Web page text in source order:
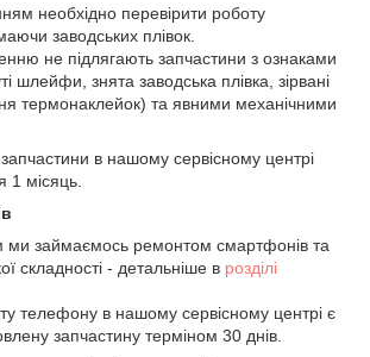
необхідно перевірити роботу
заводських плівок.
не підлягають запчастини з ознаками
шлейфи, знята заводська плівка, зірвані
термонаклейок) та явними механічними
в нашому сервісному центрі
1 місяць.
ми займаємось ремонтом смартфонів та
складності - детальніше в розділі
телефону в нашому сервісному центрі є
запчастину терміном 30 днів.